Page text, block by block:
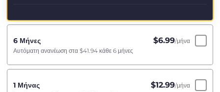
6 Μήνες $6.99/μήνα
Αυτόματη ανανέωση στα $41.94 κάθε 6 μήνες
1 Μήνας $12.99/μήνα